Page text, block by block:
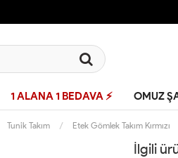
1 ALANA 1 BEDAVA ⚡ OMUZ
Tunik Takım Etek Gömlek Takım Kırmızı
İlgili